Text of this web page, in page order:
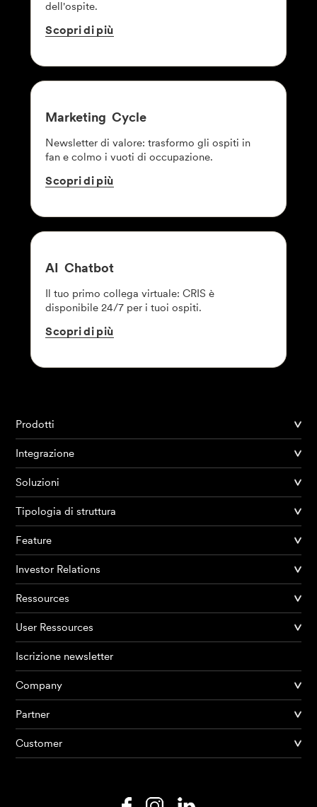
Prodotti
AI Agents
dell'ospite.
Scopridi più
Marketing Cycle
Newsletter di valore: trasformo gli ospiti in
fan e colmo i vuoti di occupazione.
Scopridi più
AI Chatbot
Il tuo primo collega virtuale: CRIS è
disponibile 24/7 per i tuoi ospiti.
Scopridi più
Prodotti
Integrazione
Soluzioni
Tipologia di struttura
Feature
Investor Relations
Ressources
User Ressources
Iscrizione newsletter
Company
Partner
Customer